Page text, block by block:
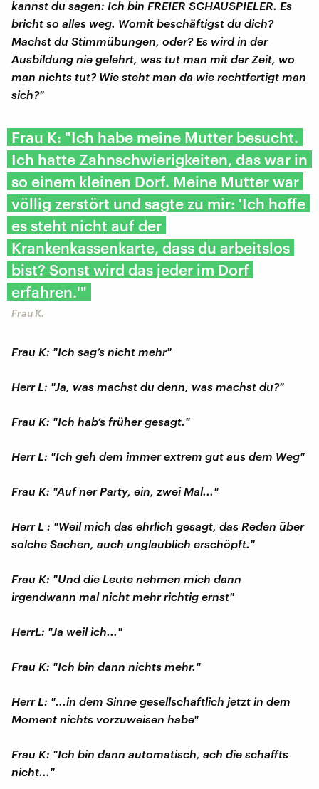
kannst du sagen: Ich bin FREIER SCHAUSPIELER. Es
bricht so alles weg. Womit beschäftigst du dich?
Machst du Stimmübungen, oder? Es wird in der
Ausbildung nie gelehrt, was tut man mit der Zeit, wo
man nichts tut? Wie steht man da wie rechtfertigt man
sich?"
Frau K: "Ich habe meine Mutter besucht.
Ich hatte Zahnschwierigkeiten, das war in
so einem kleinen Dorf. Meine Mutter war
völlig zerstört und sagte zu mir: 'Ich hoffe
es steht nicht auf der
Krankenkassenkarte, dass du arbeitslos
bist? Sonst wird das jeder im Dorf
erfahren.'"
Frau K.
Frau K: "Ich sag’s nicht mehr"
Herr L: "Ja, was machst du denn, was machst du?"
Frau K: "Ich hab’s früher gesagt."
Herr L: "Ich geh dem immer extrem gut aus dem Weg"
Frau K: "Auf ner Party, ein, zwei Mal..."
Herr L : "Weil mich das ehrlich gesagt, das Reden über
solche Sachen, auch unglaublich erschöpft."
Frau K: "Und die Leute nehmen mich dann
irgendwann mal nicht mehr richtig ernst"
HerrL: "Ja weil ich..."
Frau K: "Ich bin dann nichts mehr."
Herr L: "...in dem Sinne gesellschaftlich jetzt in dem
Moment nichts vorzuweisen habe"
Frau K: "Ich bin dann automatisch, ach die schaffts
nicht..."